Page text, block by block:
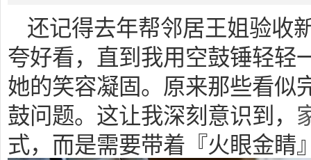
还记得去年帮邻居王姐验收
夸好看，直到我用空鼓锤轻
她的笑容凝固。原来那些看似
鼓问题。这让我深刻意识到，
式，而是需要带着『火眼金睛